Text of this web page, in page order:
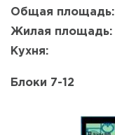
Общая площадь:
Жилая площадь:
Кухня:
Блоки 7-12